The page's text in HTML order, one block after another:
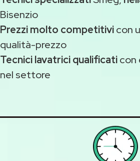
Bisenzio
Prezzi molto competitivicon
qualità-prezzo
Tecnici lavatrici qualificaticon
nel settore